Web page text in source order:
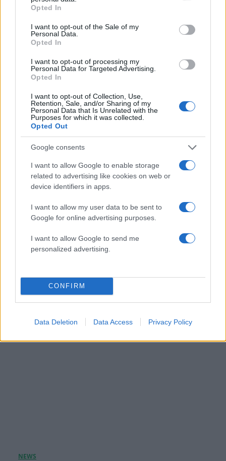
grant or deny consent to Google and its third-party tags to
use your data for below specified purposes in below Google
consent section.
Opted In
I want to opt-out of the Sale of my
Personal Data.
Opted In
I want to opt-out of processing my
Personal Data for Targeted Advertising.
Opted In
I want to opt-out of Collection, Use,
Retention, Sale, and/or Sharing of my
Personal Data that Is Unrelated with the
Purposes for which it was collected.
Opted Out
Google consents
I want to allow Google to enable storage
related to advertising like cookies on web or
device identifiers in apps.
I want to allow my user data to be sent to
Google for online advertising purposes.
I want to allow Google to send me
personalized advertising.
CONFIRM
Data Deletion Data Access Privacy Policy
Λος Άντζελες με casual looks αλλά και ένα
«αμήχανο vibe» που δεν πέρασε απαρατήρητο
Αγγελική Ηλιάδη: Η συγκλονιστική
εξομολόγηση για τον γιο της – «Εκείνο το
07.08.2026